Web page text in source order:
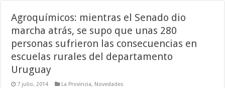
Agroquímicos: mientras el Senado dio
marcha atrás, se supo que unas 280
personas sufrieron las consecuencias en
escuelas rurales del departamento
Uruguay
7 julio, 2014 La Provincia, Novedades